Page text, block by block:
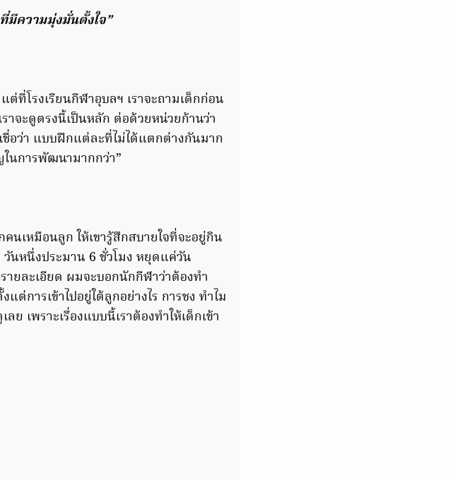
มีความมุ่งมั่นตั้งใจ”
ที่โรงเรียนกีฬาอุบลฯ เราจะถามเด็กก่อน
าจะดูตรงนี้เป็นหลัก ต่อด้วยหน่วยก้านว่า
ชื่อว่า แบบฝึกแต่ละที่ไม่ได้แตกต่างกันมาก
นการพัฒนามากกว่า”
นเหมือนลูก ให้เขารู้สึกสบายใจที่จะอยู่กิน
นหนึ่งประมาน 6 ชั่วโมง หยุดแค่วัน
ายละเอียด ผมจะบอกนักกีฬาว่าต้องทำ
ต่การเข้าไปอยู่ใต้ลูกอย่างไร การชง ทำไม
ย เพราะเรื่องแบบนี้เราต้องทำให้เด็กเข้า